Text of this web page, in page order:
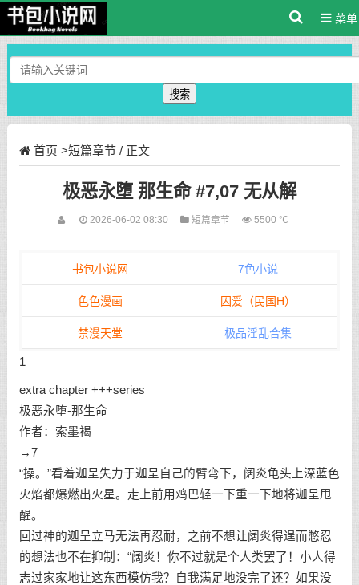
菜单
搜索
首页 >短篇章节/ 正文
极恶永堕 那生命 #7,07 无从解
2026-06-02 08:30 短篇章节 5500 ℃
书包小说网 7色小说
色色漫画 囚爱（民国H）
禁漫天堂 极品淫乱合集
1
extra chapter +++series
极恶永堕-那生命
作者：索墨褐
→7
“操。”看着迦呈失力于迦呈自己的臂弯下，阔炎龟头上深蓝色
火焰都爆燃出火星。走上前用鸡巴轻一下重一下地将迦呈甩
醒。
回过神的迦呈立马无法再忍耐，之前不想让阔炎得逞而憋忍
的想法也不在抑制：“阔炎！你不过就是个人类罢了！小人得
志过家家地让这东西模仿我？自我满足地没完了还？如果没